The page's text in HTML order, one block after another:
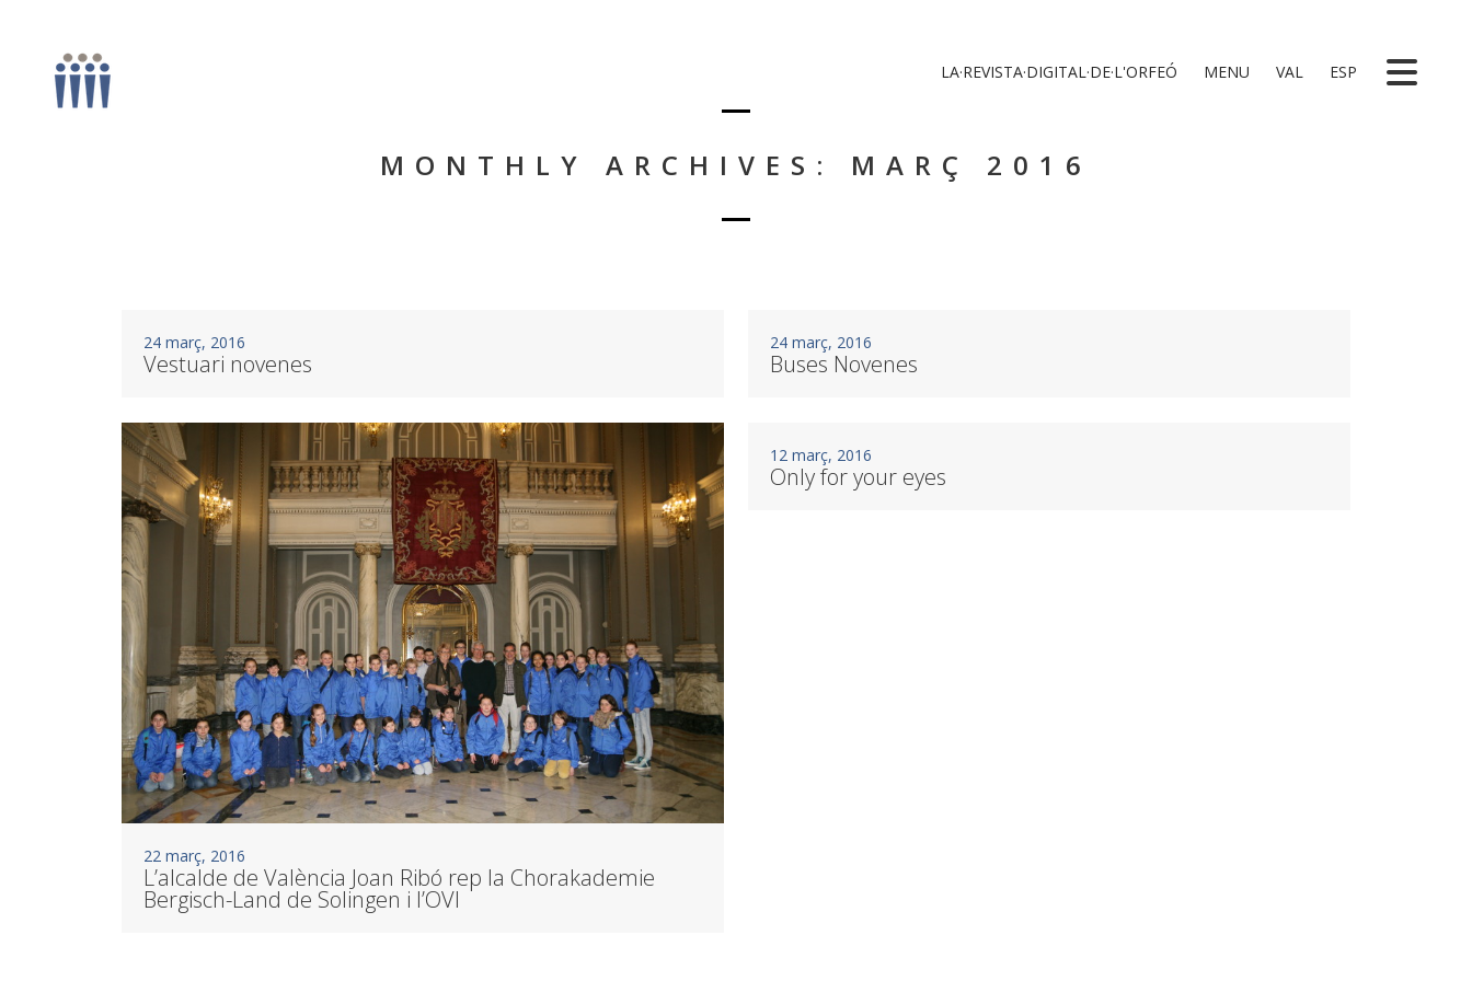
LA·REVISTA·DIGITAL·DE·L'ORFEÓ MENU VAL ESP
MONTHLY ARCHIVES: MARÇ 2016
24 març, 2016
Vestuari novenes
24 març, 2016
Buses Novenes
22 març, 2016
L’alcalde de València Joan Ribó rep la Chorakademie
Bergisch-Land de Solingen i l’OVI
12 març, 2016
Only for your eyes